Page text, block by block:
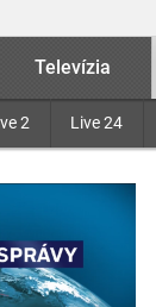
Televízia
2 Live 24